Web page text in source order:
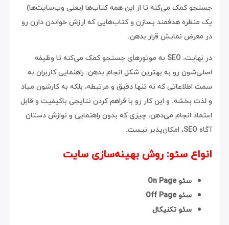
جستجو کمک می‌کنه تا از این همه کتاب‌ها (یعنی وب‌سایت‌ها)
یک منظره هدفمند بسازن و کتاب‌هایی که ارزش خواندن دارن رو
در معرض نمایش قرار بدهن.
در نهایت، SEO به موتورهای جستجو کمک می‌کنه تا وظیفه
اصلی‌شون رو به بهترین شکل انجام بدهن: راهنمایی کاربران به
سمت اطلاعاتی که نه تنها دقیق و مرتبطه، بلکه به کارشون میاد
و لذت بخشه. و این کار رو با فراهم‌ کردن نتایجی باکیفیت و قابل
اعتماد انجام می‌دهن، چیزی که بدون راهنمایی و نوازش دستان
آگاه SEO، امکان‌پذیر نیست.
انواع سئو: روش بهینه‌سازی سایت
سئو On Page
سئو Off Page
سئو تکنیکال